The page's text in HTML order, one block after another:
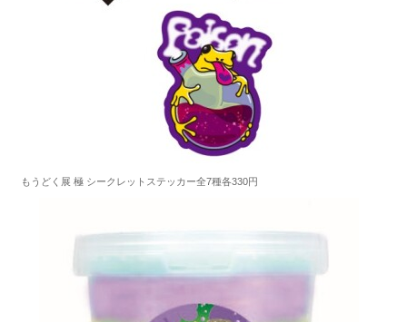
もうどく展 極 シークレットステッカー全7種各330円